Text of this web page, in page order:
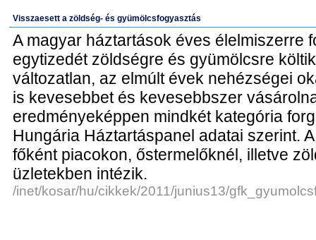
Visszaesett a zöldség- és gyümölcsfogyasztás
A magyar háztartások éves élelmiszerre
egytizedét zöldségre és gyümölcsre
változatlan, az elmúlt évek nehézségei
is kevesebbet és kevesebbszer
eredményeképpen mindkét kategória
Hungária Háztartáspanel adatai szerint.
főként piacokon, őstermelőknél, illetve
üzletekben intézik.
/inet/kosar/hu/cikkek/2011/junius13/